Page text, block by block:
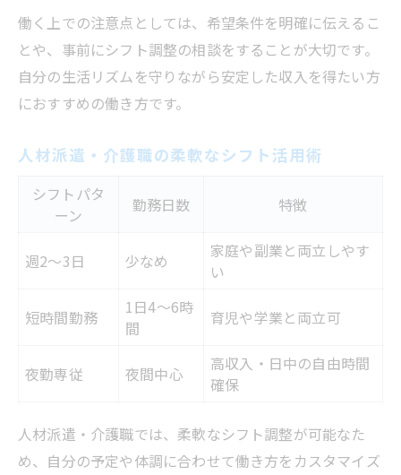
働く上での注意点としては、希望条件を明確に伝えるこ
とや、事前にシフト調整の相談をすることが大切です。
自分の生活リズムを守りながら安定した収入を得たい方
におすすめの働き方です。
人材派遣・介護職の柔軟なシフト活用術
シフトパタ
ーン
勤務日数 特徴
週2～3日 少なめ
家庭や副業と両立しやす
い
短時間勤務
1日4～6時
間
育児や学業と両立可
夜勤専従 夜間中心
高収入・日中の自由時間
確保
人材派遣・介護職では、柔軟なシフト調整が可能なた
め、自分の予定や体調に合わせて働き方をカスタマイズ